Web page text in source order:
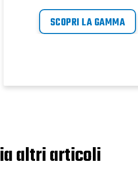
pura. Scopri il meglio della
filtrazione dell'aria.
SCOPRI LA GAMMA
altri articoli